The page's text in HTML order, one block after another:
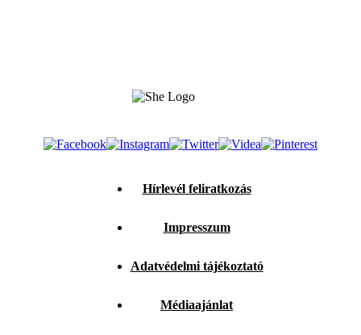
Hírlevél feliratkozás
Impresszum
Adatvédelmi tájékoztató
Médiaajánlat